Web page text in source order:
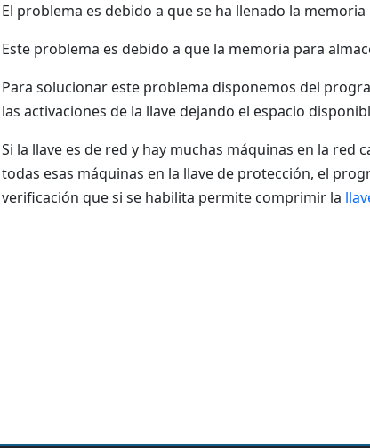
El problema es debido a que se ha llenado la
Este problema es debido a que la memoria para
Para solucionar este problema disponemos del
las activaciones de la llave dejando el espacio
Si la llave es de red y hay muchas máquinas en la
todas esas máquinas en la llave de protección, el
verificación que si se habilita permite comprimir la